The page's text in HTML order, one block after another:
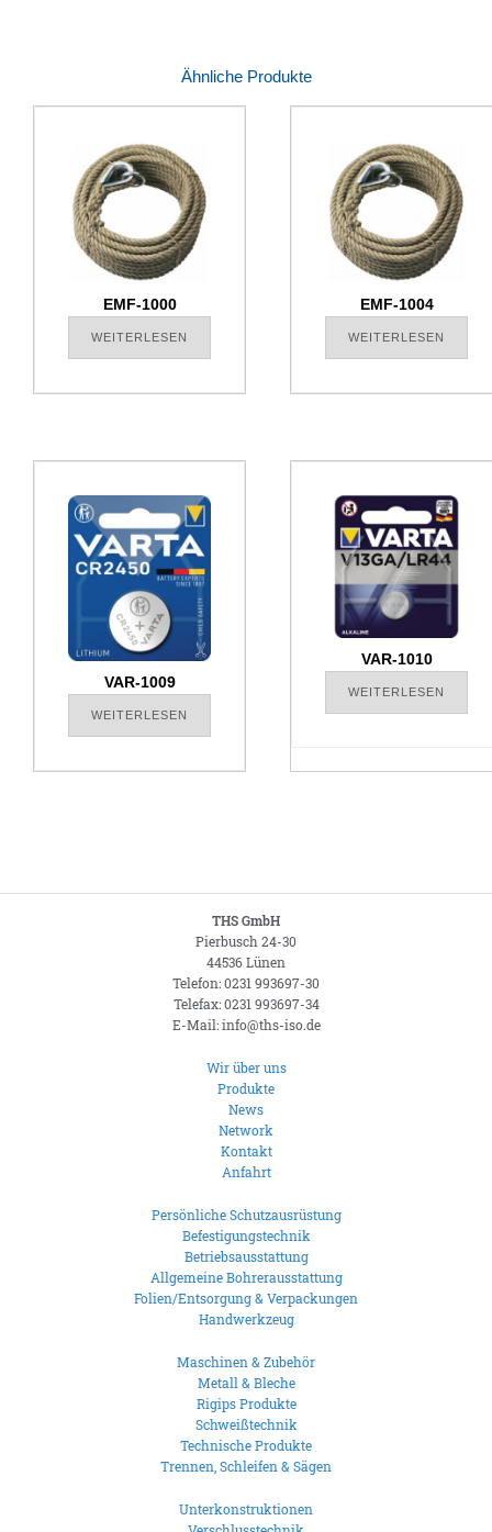
Ähnliche Produkte
EMF-1000
WEITERLESEN
EMF-1004
WEITERLESEN
VAR-1009
WEITERLESEN
VAR-1010
WEITERLESEN
THS GmbH
Pierbusch 24-30
44536 Lünen
Telefon: 0231 993697-30
Telefax: 0231 993697-34
E-Mail: info@ths-iso.de
Wir über uns
Produkte
News
Network
Kontakt
Anfahrt
Persönliche Schutzausrüstung
Befestigungstechnik
Betriebsausstattung
Allgemeine Bohrerausstattung
Folien/Entsorgung & Verpackungen
Handwerkzeug
Maschinen & Zubehör
Metall & Bleche
Rigips Produkte
Schweißtechnik
Technische Produkte
Trennen, Schleifen & Sägen
Unterkonstruktionen